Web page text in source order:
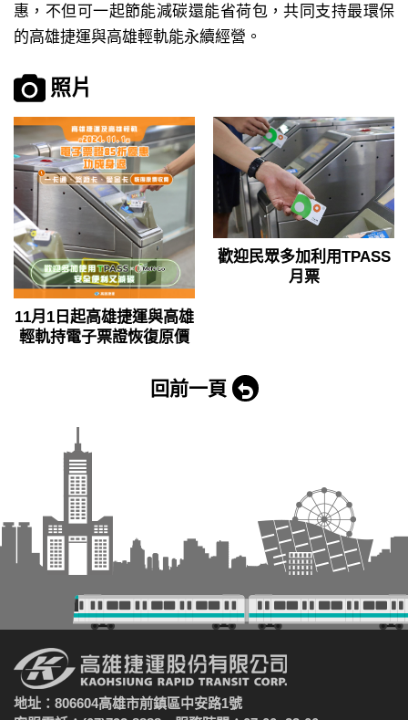
惠，不但可一起節能減碳還能省荷包，共同支持最環保
的高雄捷運與高雄輕軌能永續經營。
照片
11月1日起高雄捷運與高雄
輕軌持電子票證恢復原價
歡迎民眾多加利用TPASS
月票
回前一頁
地址：806604高雄市前鎮區中安路1號